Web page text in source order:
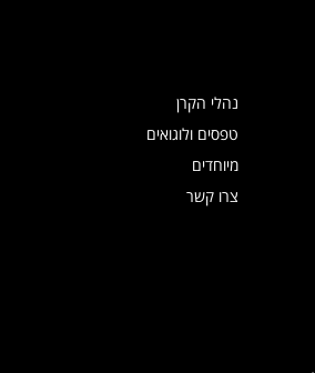
נהלי הקרן
טפסים ולוגואים
מיוחדים
צרו קשר